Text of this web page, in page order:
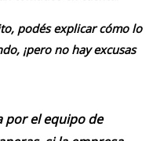
podés explicar cómo lo
¡pero no hay excusas
por el equipo de